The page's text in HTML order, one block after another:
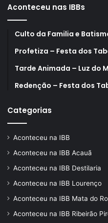
Aconteceu nas IBBs
Culto da Familia e
Profetiza – Festa dos
Tarde Animada – Luz do
Redenção – Festa dos
Categorias
Aconteceu na IBB
Aconteceu na IBB Acauã
Aconteceu na IBB Destilaria
Aconteceu na IBB Lourenço
Aconteceu na IBB Mata do
Aconteceu na IBB Ribeirão